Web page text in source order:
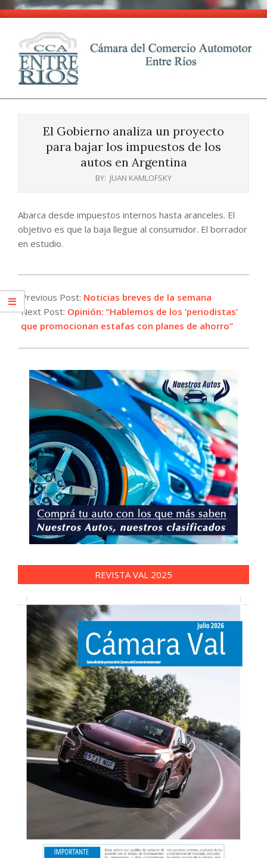
Skip
content
CCA
EntreEl Gobierno analiza un proyecto
para bajar los impuestos de los
autos en Argentina
BY: JUAN KAMLOFSKY
Abarca desde impuestos internos hasta aranceles. El
objetivo es que la baja llegue al consumidor. El borrador
en estudio.
01-
24
Previous Post: Noticias breves de la semana
Next Post: Opinión: “Hablemos de los ‘periodistas’
que promocionan estafas con planes de ahorro”
REVISTA VAL 2025